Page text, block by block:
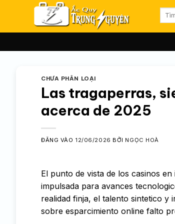
nội
Tìm
CHƯA PHÂN LOẠI
Las tragaperras,
acerca de 2025
ĐĂNG VÀO 12/06/2026 BỞI NGỌC HOÀ
El punto de vista de los casinos
impulsada para avances
realidad finja, el talento sintetico y
sobre esparcimiento online falto